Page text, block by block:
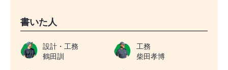
書いた人
設計・工務
鶴田訓
工務
柴田孝博